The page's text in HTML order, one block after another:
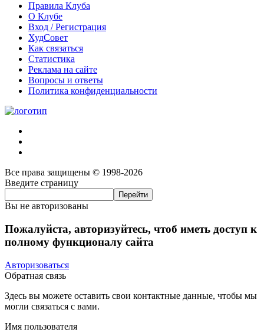
Правила Клуба
О Клубе
Вход / Регистрация
ХудСовет
Как связаться
Статистика
Реклама на сайте
Вопросы и ответы
Политика конфиденциальности
Все права защищены © 1998-2026
Введите страницу
Вы не авторизованы
Пожалуйста, авторизуйтесь, чтоб иметь доступ к
полному функционалу сайта
Авторизоваться
Обратная связь
Здесь вы можете оставить свои контактные данные, чтобы мы
могли связаться с вами.
Имя пользователя